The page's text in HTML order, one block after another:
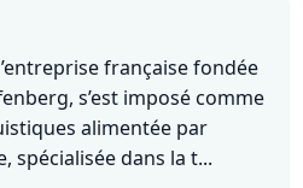
française fondée
s’est imposé comme
alimentée par
spécialisée dans la t...